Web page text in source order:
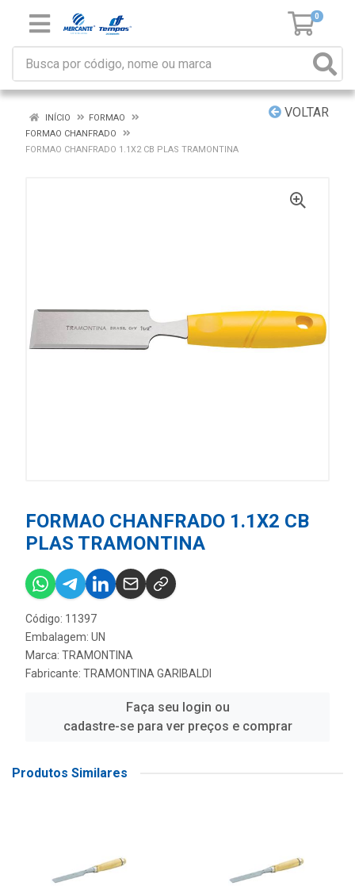
0
VOLTAR
INÍCIO
FORMAO
FORMAO CHANFRADO
FORMAO CHANFRADO 1.1X2 CB PLAS TRAMONTINA
FORMAO CHANFRADO 1.1X2 CB
PLAS TRAMONTINA
Código: 11397
Embalagem: UN
Marca: TRAMONTINA
Fabricante: TRAMONTINA GARIBALDI
Faça seu login ou
cadastre-se para ver preços e comprar
Produtos Similares